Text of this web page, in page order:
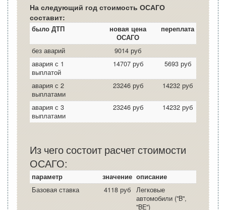
На следующий год стоимость ОСАГО
составит:
было ДТП
новая цена
ОСАГО
переплата
без аварий
9014 руб
авария с 1
выплатой
14707 руб 5693 руб
авария с 2
выплатами
23246 руб 14232 руб
авария с 3
выплатами
23246 руб 14232 руб
Из чего состоит расчет стоимости
ОСАГО:
параметр значение описание
Базовая ставка
4118 руб
Легковые
автомобили ("B",
"BE")